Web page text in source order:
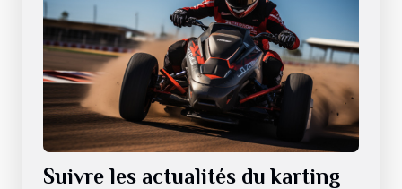
Suivre les actualités du karting